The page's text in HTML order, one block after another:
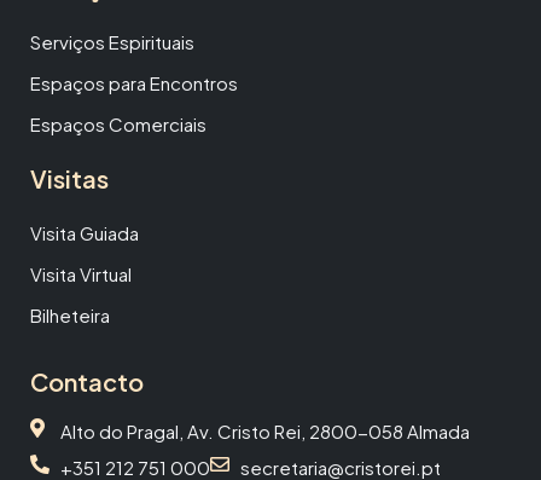
Serviços Espirituais
Espaços para Encontros
Espaços Comerciais
Visitas
Visita Guiada
Visita Virtual
Bilheteira
Contacto
Alto do Pragal, Av. Cristo Rei, 2800-058 Almada
+351 212 751 000
secretaria@cristorei.pt